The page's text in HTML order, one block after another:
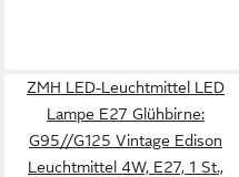
ZMH LED-Leuchtmittel LED
Lampe E27 Glühbirne:
G95//G125 Vintage Edison
Leuchtmittel 4W, E27, 1 St.,